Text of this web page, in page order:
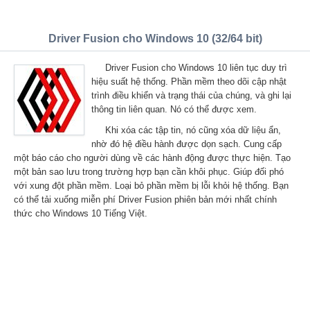
Driver Fusion cho Windows 10 (32/64 bit)
Driver Fusion cho Windows 10 liên tục duy trì
hiệu suất hệ thống. Phần mềm theo dõi cập nhật
trình điều khiển và trạng thái của chúng, và ghi lại
thông tin liên quan. Nó có thể được xem.
Khi xóa các tập tin, nó cũng xóa dữ liệu ẩn,
nhờ đó hệ điều hành được dọn sạch. Cung cấp
một báo cáo cho người dùng về các hành động được thực hiện. Tạo
một bản sao lưu trong trường hợp bạn cần khôi phục. Giúp đối phó
với xung đột phần mềm. Loại bỏ phần mềm bị lỗi khỏi hệ thống. Bạn
có thể tải xuống miễn phí Driver Fusion phiên bản mới nhất chính
thức cho Windows 10 Tiếng Việt.